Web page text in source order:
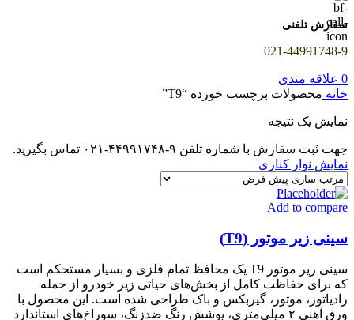
سفارش تلفنی
021-44991748-9
0 علاقه مندی
خانه محصولات برچسب خورده “T9”
نمایش یک نتیجه
جهت ثبت سفارش با شماره تلفن ۹-۴۴۹۹۱۷۴۸-۰۲۱ تماس بگیرید.
نمایش نوار کناری
Add to compare
سینی زیر موتور (T9)
سینی زیر موتور T9 یک محافظ تمام فلزی و بسیار مستحکم است
که برای حفاظت کامل از بخش‌های حیاتی زیر خودرو از جمله
رادیاتور، موتور، گیربکس و باک طراحی شده است. این محصول با
ورق آهنی ۲ میلی‌متری، پوشش رنگ ضدزنگ، سوراخ‌های استاندارد